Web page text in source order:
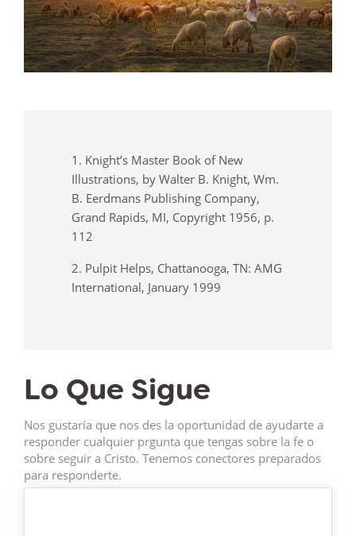
1. Knight’s Master Book of New
Illustrations, by Walter B. Knight, Wm.
B. Eerdmans Publishing Company,
Grand Rapids, MI, Copyright 1956, p.
112
2. Pulpit Helps, Chattanooga, TN: AMG
International, January 1999
Lo Que Sigue
Nos gustaría que nos des la oportunidad de ayudarte a
responder cualquier prgunta que tengas sobre la fe o
sobre seguir a Cristo. Tenemos conectores preparados
para responderte.